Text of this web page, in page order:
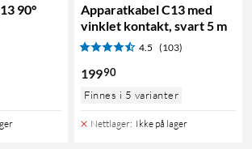
90°
Apparatkabel C13 med
vinklet kontakt, svart 5 m
4.5 (103)
19990
Finnes i 5 varianter
Nettlager: Ikke på lager